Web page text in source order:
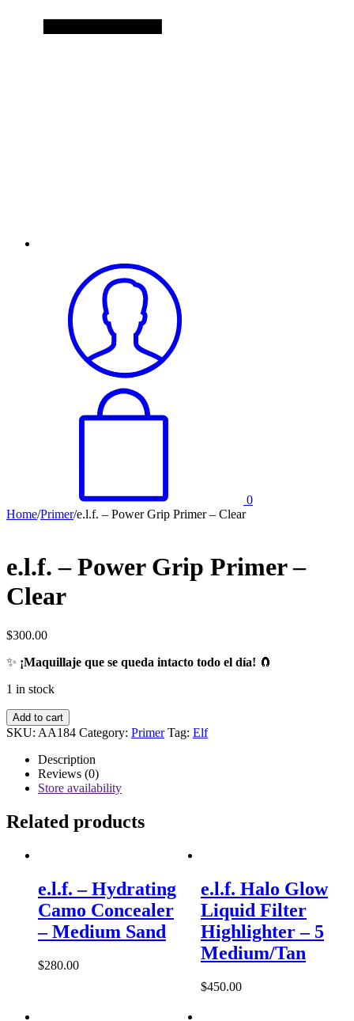
0
Home/Primer/e.l.f. – Power Grip Primer – Clear
e.l.f. – Power Grip Primer –
Clear
$300.00
✨ ¡Maquillaje que se queda intacto todo el día! 🧲
1 in stock
e.l.f.
-
Grip
Primer
quantity
Add to cart
SKU: AA184 Category: Primer Tag: Elf
Description
Reviews (0)
Store availability
Related products
e.l.f. – Hydrating
Camo Concealer
– Medium Sand
$280.00
e.l.f. Halo Glow
Liquid Filter
Highlighter – 5
Medium/Tan
$450.00